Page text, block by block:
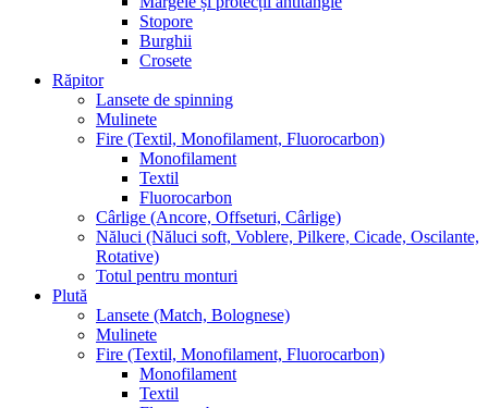
Stopore
Burghii
Crosete
Răpitor
Lansete de spinning
Mulinete
Fire (Textil, Monofilament, Fluorocarbon)
Monofilament
Textil
Fluorocarbon
Cârlige (Ancore, Offseturi, Cârlige)
Năluci (Năluci soft, Voblere, Pilkere, Cicade, Oscilante,
Rotative)
Totul pentru monturi
Plută
Lansete (Match, Bolognese)
Mulinete
Fire (Textil, Monofilament, Fluorocarbon)
Monofilament
Textil